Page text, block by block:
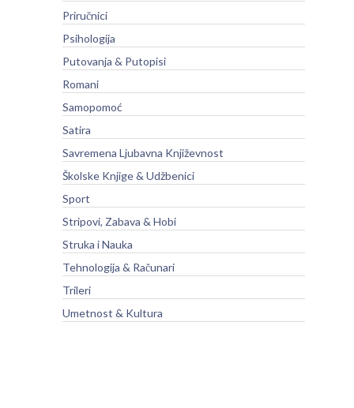
Priručnici
Psihologija
Putovanja & Putopisi
Romani
Samopomoć
Satira
Savremena Ljubavna Književnost
Školske Knjige & Udžbenici
Sport
Stripovi, Zabava & Hobi
Struka i Nauka
Tehnologija & Računari
Trileri
Umetnost & Kultura